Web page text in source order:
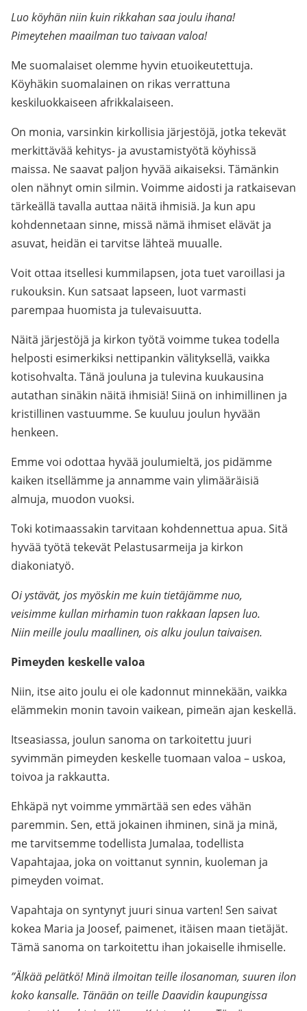
Luo köyhän niin kuin rikkahan saa joulu ihana!
Pimeytehen maailman tuo taivaan valoa!
Me suomalaiset olemme hyvin etuoikeutettuja.
Köyhäkin suomalainen on rikas verrattuna
keskiluokkaiseen afrikkalaiseen.
On monia, varsinkin kirkollisia järjestöjä, jotka tekevät
merkittävää kehitys- ja avustamistyötä köyhissä
maissa. Ne saavat paljon hyvää aikaiseksi. Tämänkin
olen nähnyt omin silmin. Voimme aidosti ja ratkaisevan
tärkeällä tavalla auttaa näitä ihmisiä. Ja kun apu
kohdennetaan sinne, missä nämä ihmiset elävät ja
asuvat, heidän ei tarvitse lähteä muualle.
Voit ottaa itsellesi kummilapsen, jota tuet varoillasi ja
rukouksin. Kun satsaat lapseen, luot varmasti
parempaa huomista ja tulevaisuutta.
Näitä järjestöjä ja kirkon työtä voimme tukea todella
helposti esimerkiksi nettipankin välityksellä, vaikka
kotisohvalta. Tänä jouluna ja tulevina kuukausina
autathan sinäkin näitä ihmisiä! Siinä on inhimillinen ja
kristillinen vastuumme. Se kuuluu joulun hyvään
henkeen.
Emme voi odottaa hyvää joulumieltä, jos pidämme
kaiken itsellämme ja annamme vain ylimääräisiä
almuja, muodon vuoksi.
Toki kotimaassakin tarvitaan kohdennettua apua. Sitä
hyvää työtä tekevät Pelastusarmeija ja kirkon
diakoniatyö.
Oi ystävät, jos myöskin me kuin tietäjämme nuo,
veisimme kullan mirhamin tuon rakkaan lapsen luo.
Niin meille joulu maallinen, ois alku joulun taivaisen.
Pimeyden keskelle valoa
Niin, itse aito joulu ei ole kadonnut minnekään, vaikka
elämmekin monin tavoin vaikean, pimeän ajan keskellä.
Itseasiassa, joulun sanoma on tarkoitettu juuri
syvimmän pimeyden keskelle tuomaan valoa – uskoa,
toivoa ja rakkautta.
Ehkäpä nyt voimme ymmärtää sen edes vähän
paremmin. Sen, että jokainen ihminen, sinä ja minä,
me tarvitsemme todellista Jumalaa, todellista
Vapahtajaa, joka on voittanut synnin, kuoleman ja
pimeyden voimat.
Vapahtaja on syntynyt juuri sinua varten! Sen saivat
kokea Maria ja Joosef, paimenet, itäisen maan tietäjät.
Tämä sanoma on tarkoitettu ihan jokaiselle ihmiselle.
”Älkää pelätkö! Minä ilmoitan teille ilosanoman, suuren ilon
koko kansalle. Tänään on teille Daavidin kaupungissa